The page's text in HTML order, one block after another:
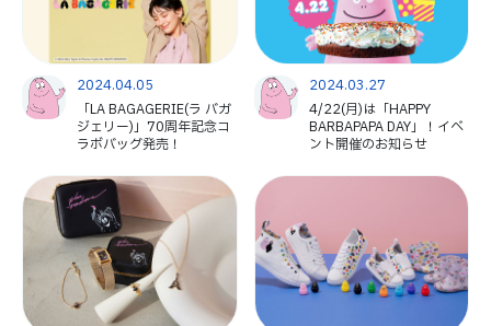
2024.04.05
「LA BAGAGERIE(ラ バガ
ジェリー)」70周年記念コ
ラボバッグ発売！
2024.03.27
4/22(月)は「HAPPY
BARBAPAPA DAY」！イベ
ント開催のお知らせ